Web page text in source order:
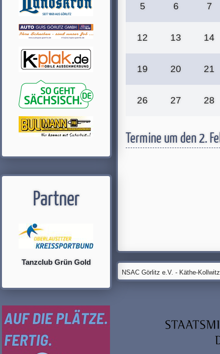
5 6 7
12 13 14
19 20 21
26 27 28
Termine um den 2.
NSAC Görlitz e.V. - Käthe-
Partner
Tanzclub Grün Gold